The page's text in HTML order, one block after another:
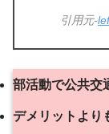
引用元-
部活動で公共交
デメリットより